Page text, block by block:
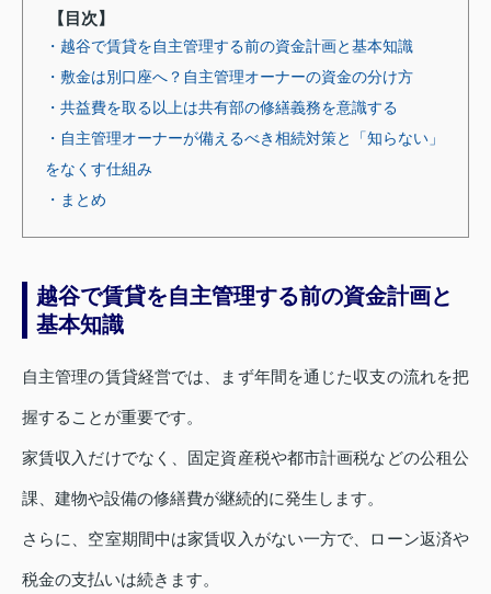
【目次】
・越谷で賃貸を自主管理する前の資金計画と基本知識
・敷金は別口座へ？自主管理オーナーの資金の分け方
・共益費を取る以上は共有部の修繕義務を意識する
・自主管理オーナーが備えるべき相続対策と「知らない」
をなくす仕組み
・まとめ
越谷で賃貸を自主管理する前の資金計画と
基本知識
自主管理の賃貸経営では、まず年間を通じた収支の流れを把
握することが重要です。
家賃収入だけでなく、固定資産税や都市計画税などの公租公
課、建物や設備の修繕費が継続的に発生します。
さらに、空室期間中は家賃収入がない一方で、ローン返済や
税金の支払いは続きます。